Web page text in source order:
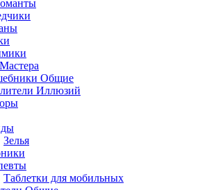
Общие
Иллюзий
Зелья
Таблетки для мобильных